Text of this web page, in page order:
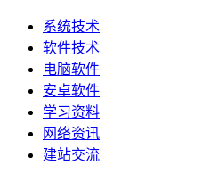
系统技术
软件技术
电脑软件
安卓软件
学习资料
网络资讯
建站交流